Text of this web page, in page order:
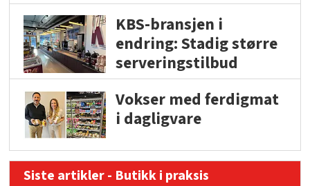
KBS-bransjen i
endring: Stadig større
serveringstilbud
Vokser med ferdigmat
i dagligvare
Siste artikler - Butikk i praksis